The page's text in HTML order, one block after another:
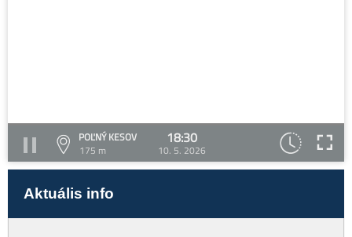
POĽNÝ KESOV
175 m
18:30
10. 5. 2026
Aktuális info